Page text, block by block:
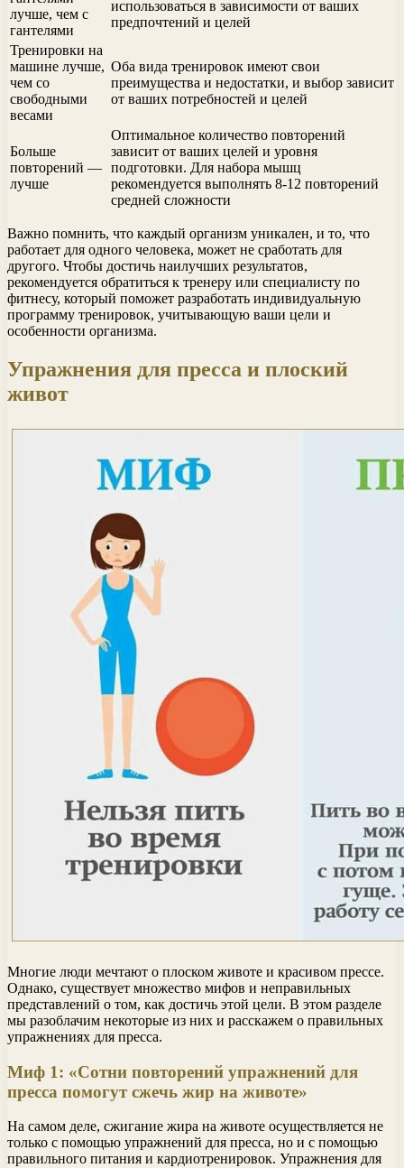
лучше, чем с
гантелями
использоваться в зависимости от ваших
предпочтений и целей
Тренировки на
машине лучше,
чем со
свободными
весами
Оба вида тренировок имеют свои
преимущества и недостатки, и выбор зависит
от ваших потребностей и целей
Больше
повторений —
лучше
Оптимальное количество повторений
зависит от ваших целей и уровня
подготовки. Для набора мышц
рекомендуется выполнять 8-12 повторений
средней сложности
Важно помнить, что каждый организм уникален, и то, что
работает для одного человека, может не сработать для
другого. Чтобы достичь наилучших результатов,
рекомендуется обратиться к тренеру или специалисту по
фитнесу, который поможет разработать индивидуальную
программу тренировок, учитывающую ваши цели и
особенности организма.
Упражнения для пресса и плоский
живот
Многие люди мечтают о плоском животе и красивом прессе.
Однако, существует множество мифов и неправильных
представлений о том, как достичь этой цели. В этом разделе
мы разоблачим некоторые из них и расскажем о правильных
упражнениях для пресса.
Миф 1: «Сотни повторений упражнений для
пресса помогут сжечь жир на животе»
На самом деле, сжигание жира на животе осуществляется не
только с помощью упражнений для пресса, но и с помощью
правильного питания и кардиотренировок. Упражнения для